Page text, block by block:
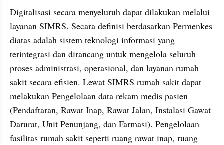
Digitalisasi secara menyeluruh dapat dilakukan melalui
layanan SIMRS. Secara definisi berdasarkan Permenkes
diatas adalah sistem teknologi informasi yang
terintegrasi dan dirancang untuk mengelola seluruh
proses administrasi, operasional, dan layanan rumah
sakit secara efisien. Lewat SIMRS rumah sakit dapat
melakukan Pengelolaan data rekam medis pasien
(Pendaftaran, Rawat Inap, Rawat Jalan, Instalasi Gawat
Darurat, Unit Penunjang, dan Farmasi). Pengelolaan
fasilitas rumah sakit seperti ruang rawat inap, ruang